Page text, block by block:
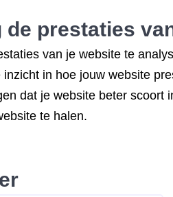
prestaties
van je website te
in hoe jouw website
dat je website beter
te halen.